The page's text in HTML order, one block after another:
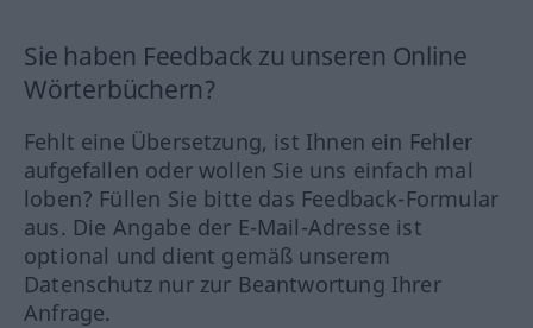
Sie haben Feedback zu unseren Online
Wörterbüchern?
Fehlt eine Übersetzung, ist Ihnen ein Fehler
aufgefallen oder wollen Sie uns einfach mal
loben? Füllen Sie bitte das Feedback-Formular
aus. Die Angabe der E-Mail-Adresse ist
optional und dient gemäß unserem
Datenschutz nur zur Beantwortung Ihrer
Anfrage.